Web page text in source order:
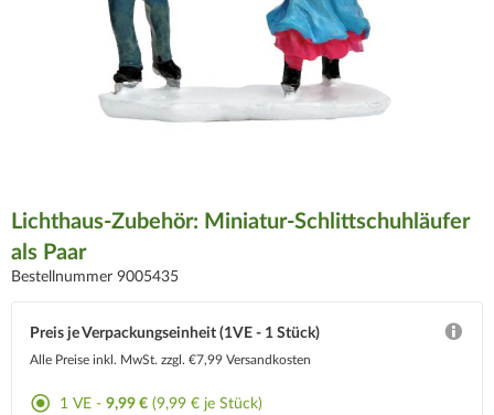
Lichthaus-Zubehör: Miniatur-Schlittschuhläufer
als Paar
Bestellnummer 9005435
Preis je Verpackungseinheit (1VE - 1 Stück)
Alle Preise inkl. MwSt. zzgl. €7,99 Versandkosten
1 VE - 9,99 € (9,99 € je Stück)